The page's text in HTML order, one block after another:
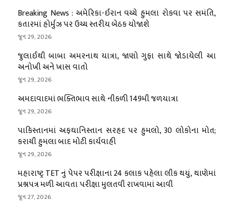
Breaking News : અમેરિકા-ઈરાન વચ્ચે હુમલા રોકવા પર સમંતિ,
કતારમાં હોર્મુઝ પર ઉચ્ચ સ્તરીય બેઠક યોજાશે
જૂન 29, 2026
જુલાઈથી બાબા અમરનાથ યાત્રા, જાણો ગુફા સાથે જોડાયેલી આ
અનોખી અને ખાસ વાતો
જૂન 29, 2026
અમદાવાદમાં ભક્તિભાવ સાથે નીકળી 149મી જળયાત્રા
જૂન 29, 2026
પાકિસ્તાનમાં અફઘાનિસ્તાન સરહદ પર હુમલો, 30 લોકોના મોત;
કરાચી હુમલા બાદ મોટી કાર્યવાહી
જૂન 29, 2026
મહારાષ્ટ્ર TET નું પેપર પરીક્ષાના 24 કલાક પહેલા લીક થયું, થાણેમાં
પ્રશ્નપત્ર મળી આવતા પરીક્ષા મુલતવી રાખવામાં આવી
જૂન 27, 2026